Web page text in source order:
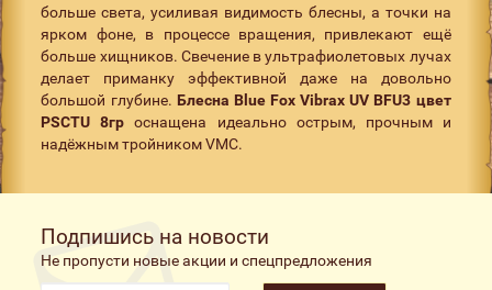
больше света, усиливая видимость блесны, а точки на
ярком фоне, в процессе вращения, привлекают ещё
больше хищников. Свечение в ультрафиолетовых лучах
делает приманку эффективной даже на довольно
большой глубине. Блесна Blue Fox Vibrax UV BFU3 цвет
PSCTU 8гр оснащена идеально острым, прочным и
надёжным тройником VMC.
Подпишись на новости
Не пропусти новые акции и спецпредложения